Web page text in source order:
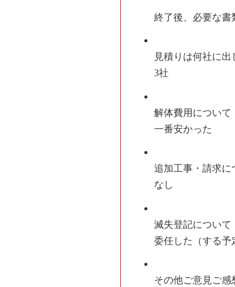
終了後、必要な書
見積りは何社に出
3社
解体費用について
一番安かった
追加工事・請求に
なし
滅失登記について
委任した（する予
その他ご意見ご感